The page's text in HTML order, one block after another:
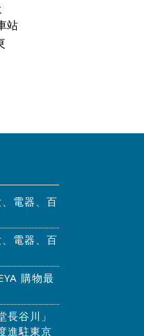
站
電器、百
電器、百
購物最
長谷川」
進駐東京